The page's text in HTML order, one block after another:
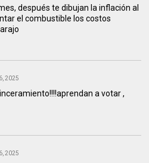
después te dibujan la inflación al
el combustible los costos
2025
a votar ,
2025